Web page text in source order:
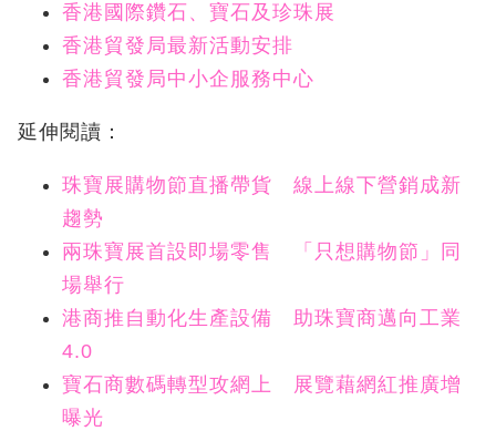
香港國際鑽石、寶石及珍珠展
香港貿發局最新活動安排
香港貿發局中小企服務中心
延伸閱讀：
珠寶展購物節直播帶貨 線上線下營銷成新
趨勢
兩珠寶展首設即場零售 「只想購物節」同
場舉行
港商推自動化生產設備 助珠寶商邁向工業
4.0
寶石商數碼轉型攻網上 展覽藉網紅推廣增
曝光